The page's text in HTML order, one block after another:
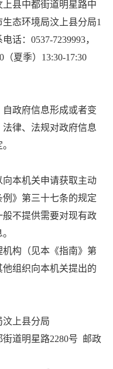
县中都街道明星路中
态环境局汶上县分局1
话：0537-7239993，
（夏季）13:30-17:30
政府信息形成或者变
律、法规对政府信息
本机关申请获取主动
》第三十七条的规定
不提供需要对现有政
构（见本《指南》第
组织向本机关提出的
上县分局
道明星路2280号 邮政